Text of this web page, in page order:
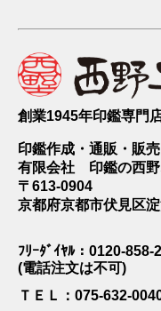
創業1945年印鑑専門
印鑑作成・通販・販売
有限会社 印鑑の西野
〒613-0904
京都府京都市伏見区
ﾌﾘｰﾀﾞｲﾔﾙ：0120-858-
(電話注文は不可)
ＴＥＬ：075-632-